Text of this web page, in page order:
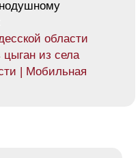
области
цыган из села
| Мобильная